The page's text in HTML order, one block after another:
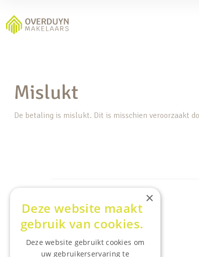
Mislukt
De betaling is mislukt. Dit is misschien veroorzaakt
Wij helpen je graag
Home
Woning kopen
×
Deze website maakt
gebruik van cookies.
Deze website gebruikt cookies om
uw gebruikerservaring te